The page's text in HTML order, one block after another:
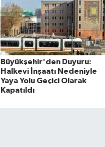
Büyükşehir'den Duyuru:
Halkevi İnşaatı Nedeniyle
Yaya Yolu Geçici Olarak
Kapatıldı